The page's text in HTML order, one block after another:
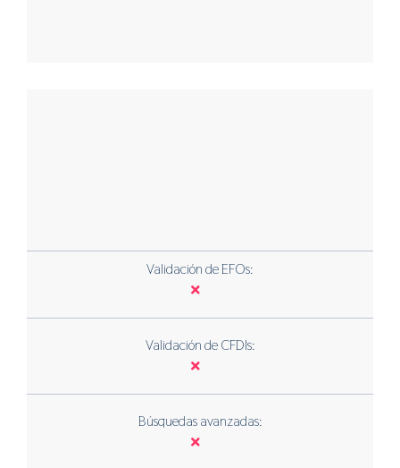
Validación de EFOs:
Validación de CFDIs:
Búsquedas avanzadas: